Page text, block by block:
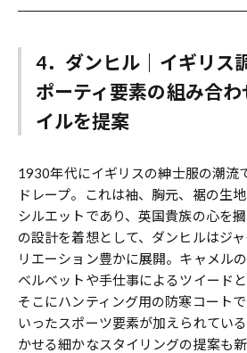
4．ダンヒル｜イギリス
ポーティ要素の組み合
イルを提案
1930年代にイギリスの紳士服の潮流
ドレープ。これは袖、胸元、裾の生
シルエットであり、英国貴族の心を
の設計を着想として、ダンヒルはジ
リエーション豊かに展開。キャメル
ベルベットや手仕事によるツイード
そこにハンティング用の防寒コート
いったスポーツ要素が加えられてい
かせる細かなスタイリングの提案も